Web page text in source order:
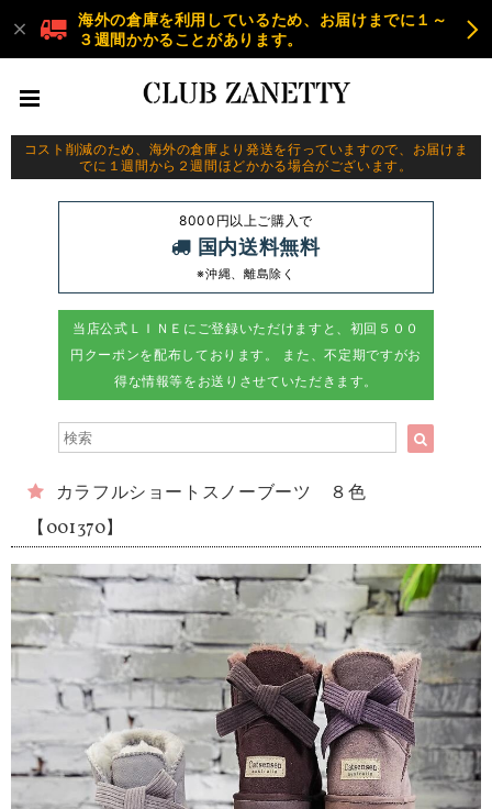
海外の倉庫を利用しているため、お届けまでに１～
３週間かかることがあります。
コスト削減のため、海外の倉庫より発送を行っていますので、お届けま
でに１週間から２週間ほどかかる場合がございます。
8000円以上ご購入で
国内送料無料
※沖縄、離島除く
当店公式ＬＩＮＥにご登録いただけますと、初回５００
円クーポンを配布しております。 また、不定期ですがお
得な情報等をお送りさせていただきます。
カラフルショートスノーブーツ ８色
【001370】